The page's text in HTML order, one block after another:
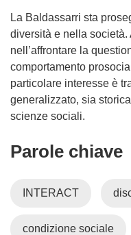
La Baldassarri sta
diversità e nella società.
nell’affrontare la
comportamento
particolare interesse è
generalizzato, sia
scienze sociali.
Parole chiave
INTERACT
condizione sociale